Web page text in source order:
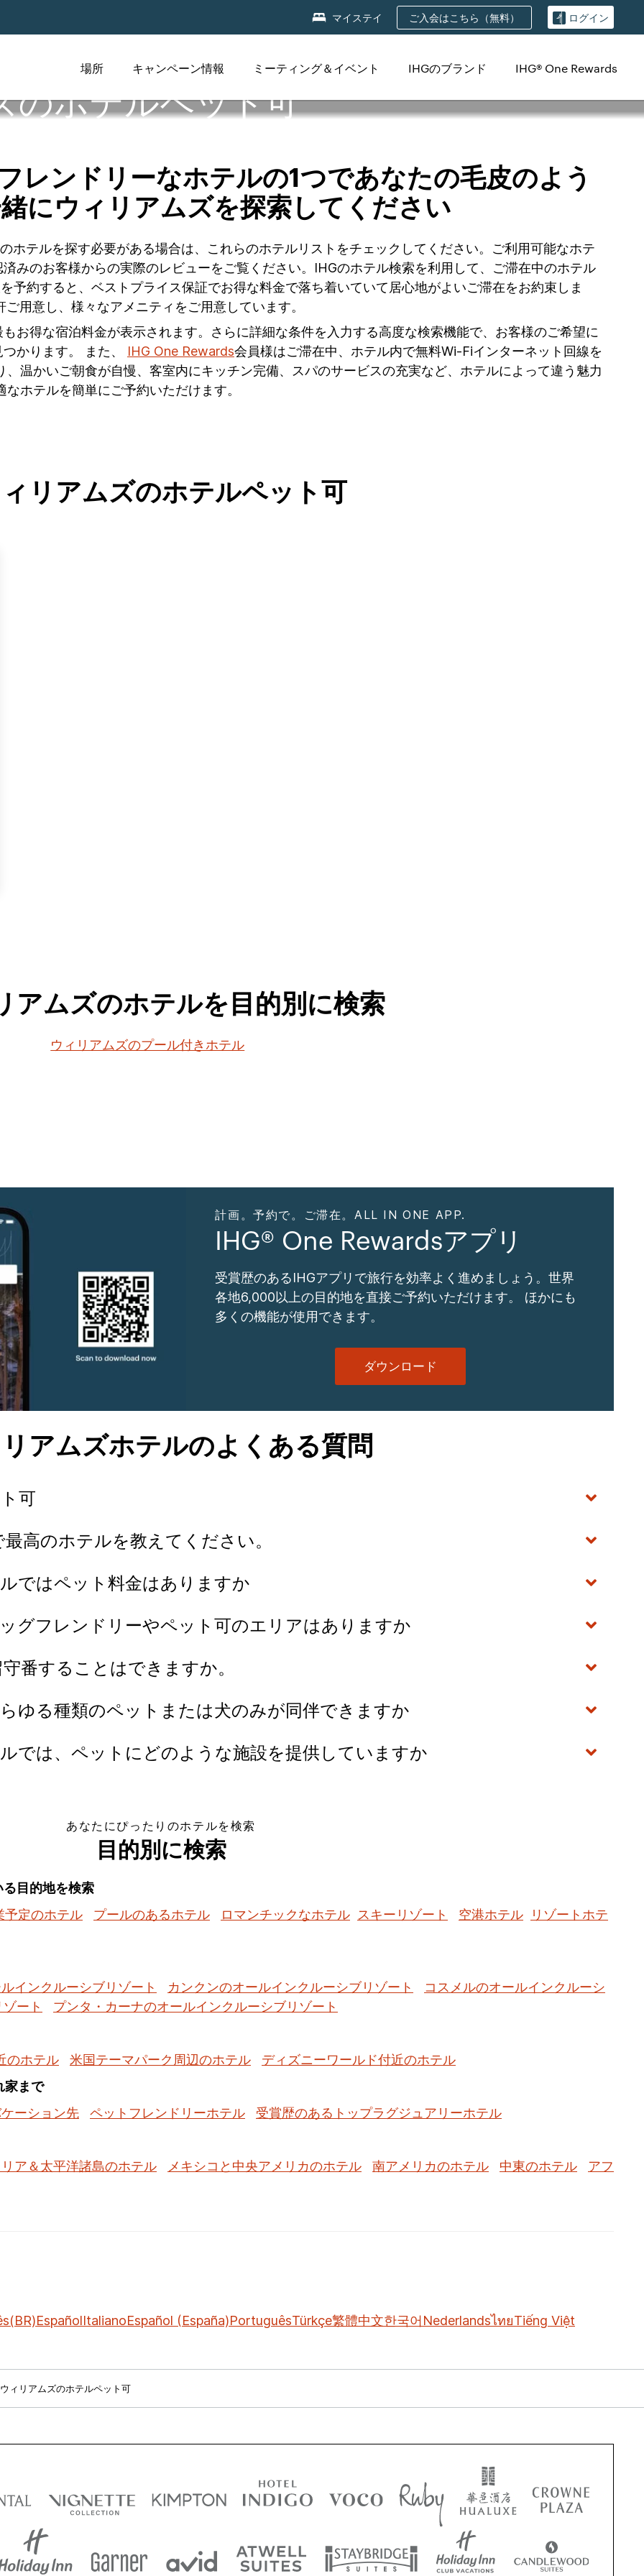
マイステイ ご入会はこちら（無料） ログイン
場所 キャンペーン情報 ミーティング＆イベント IHGのブランド IHG® One Rewards
のホテルペット可
レンドリーなホテルの1つであなたの毛皮のよう
にウィリアムズを探索してください
ホテルを探す必要がある場合は、これらのホテルリストをチェックしてください。ご利用可能なホテ
みのお客様からの実際のレビューをご覧ください。IHGのホテル検索を利用して、ご滞在中のホテル
予約すると、ベストプライス保証でお得な料金で落ち着いていて居心地がよいご滞在をお約束しま
用意し、様々なアメニティをご用意しています。
お得な宿泊料金が表示されます。さらに詳細な条件を入力する高度な検索機能で、お客様のご希望に
かります。 また、 IHG One Rewards会員様はご滞在中、ホテル内で無料Wi-Fiインターネット回線を
温かいご朝食が自慢、客室内にキッチン完備、スパのサービスの充実など、ホテルによって違う魅力
ホテルを簡単にご予約いただけます。
リアムズのホテルペット可
アムズのホテルを目的別に検索
ウィリアムズのプール付きホテル
計画。予約で。ご滞在。ALL IN ONE APP.
IHG® One Rewardsアプリ
受賞歴のあるIHGアプリで旅行を効率よく進めましょう。世界
各地6,000以上の目的地を直接ご予約いただけます。 ほかにも
多くの機能が使用できます。
ダウンロード
アムズホテルのよくある質問
可
高のホテルを教えてください。
ではペット料金はありますか
グフレンドリーやペット可のエリアはありますか
番することはできますか。
ゆる種類のペットまたは犬のみが同伴できますか
では、ペットにどのような施設を提供していますか
あなたにぴったりのホテルを検索
目的別に検索
目的地を検索
予定のホテル
プールのあるホテル ロマンチックなホテル スキーリゾート 空港ホテル リゾートホテ
インクルーシブリゾート カンクンのオールインクルーシブリゾート
コスメルのオールインクルーシ
ート
プンタ・カーナのオールインクルーシブリゾート
のホテル 米国テーマパーク周辺のホテル
ディズニーワールド付近のホテル
家まで
ーション先
ペットフレンドリーホテル 受賞歴のあるトップラグジュアリーホテル
ア＆太平洋諸島のホテル メキシコと中央アメリカのホテル 南アメリカのホテル 中東のホテル アフ
EspañolItalianoEspañol (España)PortuguêsTürkçe繁體中文한국어 NederlandsไทยTiếng Việt
ウィリアムズのホテルペット可